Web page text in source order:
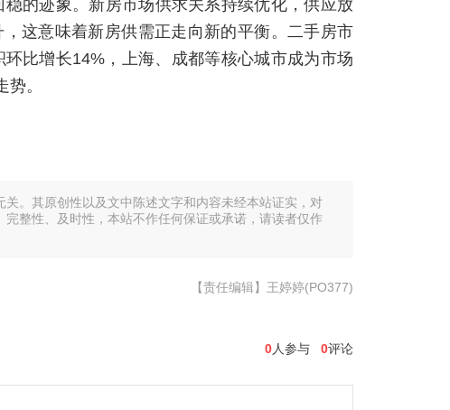
的迹象。新房市场供求关系持续优化，供应放
这意味着新房供需正走向新的平衡。二手房市
比增长14%，上海、成都等核心城市成为市场
。
。其原创性以及文中陈述文字和内容未经本站证实，对
整性、及时性，本站不作任何保证或承诺，请读者仅作
【责任编辑】王婷婷(PO377)
0人参与 0评论